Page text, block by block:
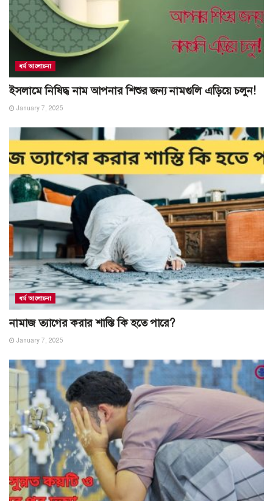
ধর্ম আলোচনা
ইসলামে নিষিদ্ধ নাম আপনার শিশুর জন্য নামগুলি এড়িয়ে চলুন!
January 7, 2025
ধর্ম আলোচনা
নামাজ ত্যাগের করার শাস্তি কি হতে পারে?
January 7, 2025